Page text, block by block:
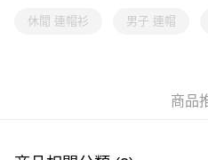
休閒 連帽衫 男子 連帽
商品